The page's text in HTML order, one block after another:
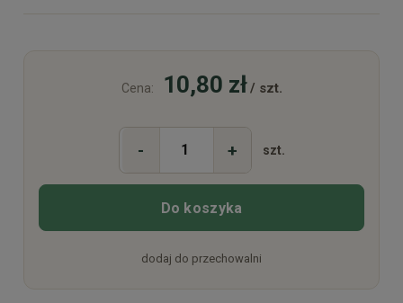
Cena: 10,80 zł/ szt.
- + szt.
Do koszyka
dodaj do przechowalni